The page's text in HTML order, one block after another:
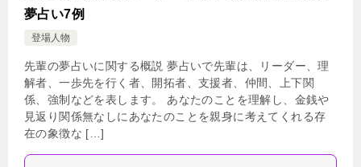
夢占い7例
登場人物
先輩の夢占いに関する概説 夢占いで先輩は、リーダー、理
解者、一歩先を行く者、開拓者、支援者、仲間、上下関
係、強制などを表します。 あなたのことを理解し、金銭や
見返り関係無なしにあなたのことを親身に考えてくれる存
在の象徴な […]